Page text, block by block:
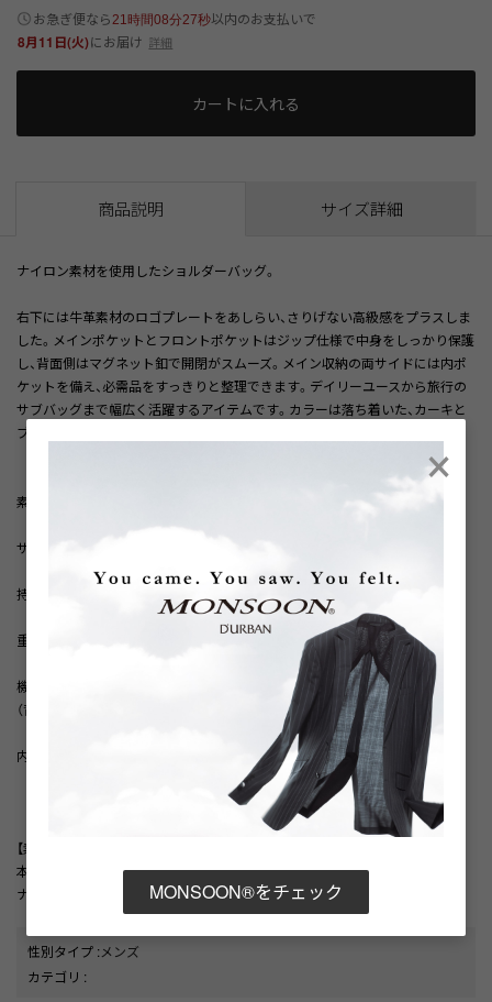
お急ぎ便なら 21時間08分27秒以内のお支払いで
8月11日(火)にお届け 詳細
カートに入れる
商品説明 サイズ詳細
ナイロン素材を使用したショルダーバッグ。
右下には牛革素材のロゴプレートをあしらい、さりげない高級感をプラスしま
した。メインポケットとフロントポケットはジップ仕様で中身をしっかり保護
し、背面側はマグネット釦で開閉がスムーズ。メイン収納の両サイドには内ポ
ケットを備え、必需品をすっきりと整理できます。デイリーユースから旅行の
サブバッグまで幅広く活躍するアイテムです。カラーは落ち着いた、カーキと
ブラックの２色展開。
素材 ナイロン
サイズ 横幅23.5cm×高さ20cm×マチ8cm
持ち手 ショルダーストラップ（長さ調整可）
重さ 390g
機能 開口部：ジップ（メインポケット／フロントポケット）、マグネット釦
（背面ポケット）
内装：内ポケット×2（両サイド）
【素材】
本体
ナイロン100.0%皮革部分:牛革
性別タイプ :メンズ
カテゴリ :
×
MONSOON®をチェック